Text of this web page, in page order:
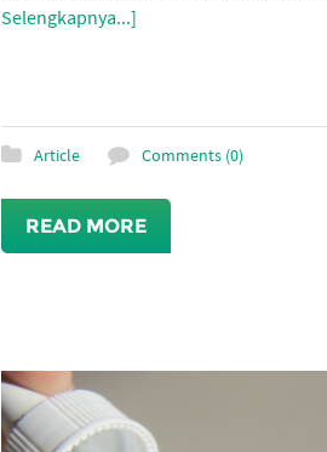
Selengkapnya...]
Article Comments (0)
READ MORE